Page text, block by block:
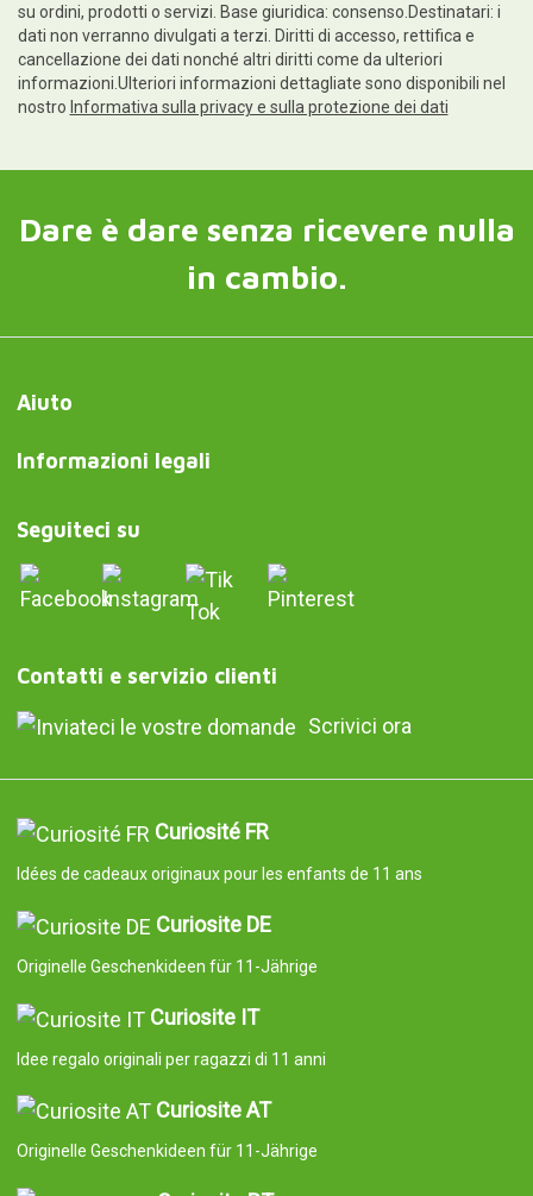
su ordini, prodotti o servizi. Base giuridica: consenso.Destinatari: i
dati non verranno divulgati a terzi. Diritti di accesso, rettifica e
cancellazione dei dati nonché altri diritti come da ulteriori
informazioni.Ulteriori informazioni dettagliate sono disponibili nel
nostro Informativa sulla privacy e sulla protezione dei dati
Dare è dare senza ricevere nulla
in cambio.
Aiuto
Informazioni legali
Seguiteci su
Contatti e servizio clienti
Scrivici ora
Curiosité FR
Idées de cadeaux originaux pour les enfants de 11 ans
Curiosite DE
Originelle Geschenkideen für 11-Jährige
Curiosite IT
Idee regalo originali per ragazzi di 11 anni
Curiosite AT
Originelle Geschenkideen für 11-Jährige